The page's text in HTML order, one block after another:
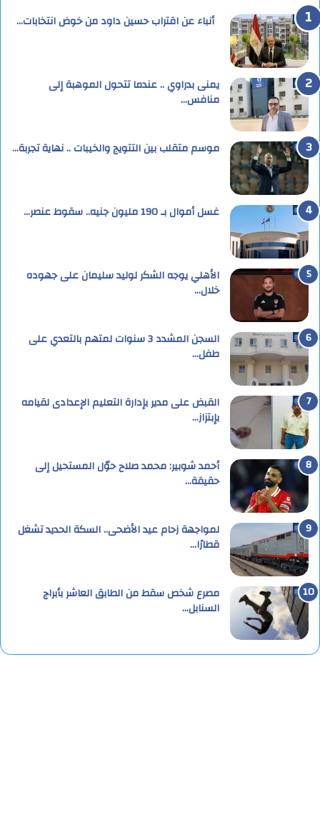
أنباء عن اقتراب حسين داود من خوض انتخابات…
يمنى بدراوي .. عندما تتحول الموهبة إلى
منافس…
موسم متقلب بين التتويج والخيبات .. نهاية تجربة…
غسل أموال بـ 190 مليون جنيه.. سقوط عنصر…
الأهلي يوجه الشكر لوليد سليمان على جهوده
خلال…
السجن المشدد 3 سنوات لمتهم بالتعدي على
طفل…
القبض على مدير بإدارة التعليم الإعدادى لقيامه
بإبتزاز…
أحمد شوبير: محمد صلاح حوّل المستحيل إلى
حقيقة…
لمواجهة زحام عيد الأضحى.. السكة الحديد تشغل
قطارًا…
مصرع شخص سقط من الطابق العاشر بأبراج
السنابل…